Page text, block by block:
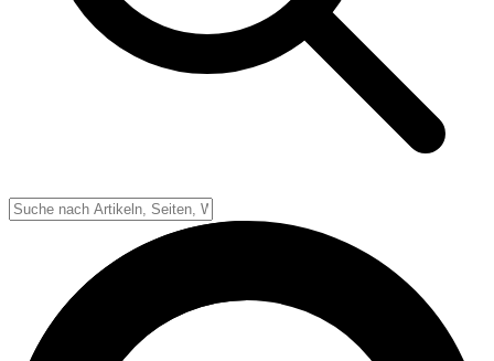
Down-System
Punkte & Scoring
Positionen
Strafen & Fouls